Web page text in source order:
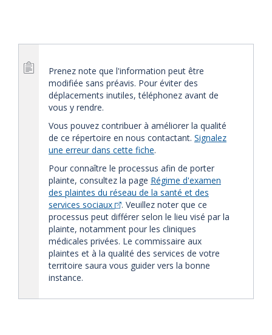
Prenez note que l'information peut être
modifiée sans préavis. Pour éviter des
déplacements inutiles, téléphonez avant de
vous y rendre.
Vous pouvez contribuer à améliorer la qualité
de ce répertoire en nous contactant. Signalez
une erreur dans cette fiche.
Pour connaître le processus afin de porter
plainte, consultez la page Régime d'examen
des plaintes du réseau de la santé et des
services sociaux
. Veuillez noter que ce
processus peut différer selon le lieu visé par la
plainte, notamment pour les cliniques
médicales privées. Le commissaire aux
plaintes et à la qualité des services de votre
territoire saura vous guider vers la bonne
instance.